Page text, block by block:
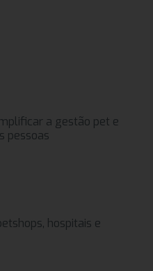
a gestão pet e
pessoas
hospitais e